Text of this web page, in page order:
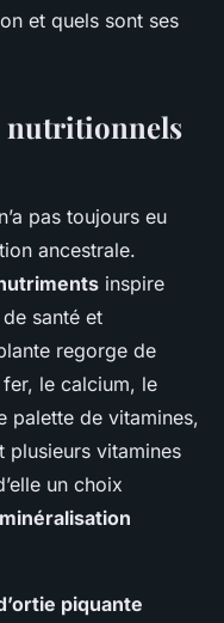
et quels sont ses
nutritionnels
pas toujours eu
ancestrale.
inspire
santé et
regorge de
le calcium, le
palette de vitamines,
plusieurs vitamines
un choix
piquante